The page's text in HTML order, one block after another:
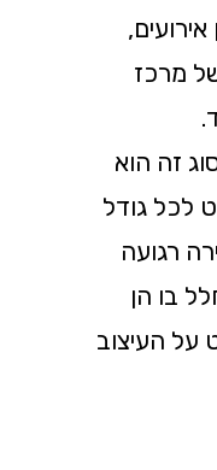
אירועים,
מרכז
זה הוא
לכל גודל
רגועה
בו הן
על העיצוב